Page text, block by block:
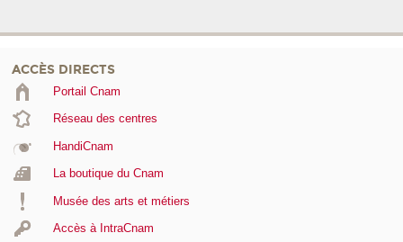
ACCÈS DIRECTS
Portail Cnam
Réseau des centres
HandiCnam
La boutique du Cnam
Musée des arts et métiers
Accès à IntraCnam